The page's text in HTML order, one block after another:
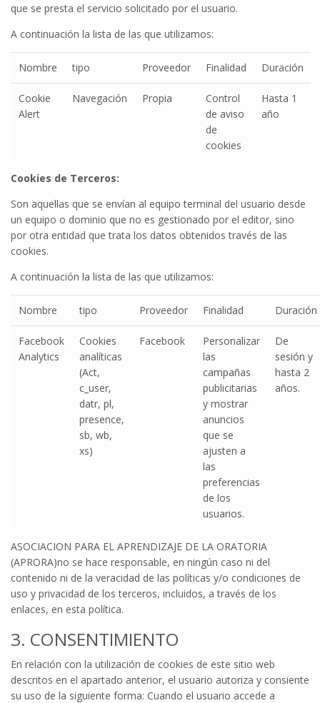
que se presta el servicio solicitado por el usuario.
A continuación la lista de las que utilizamos:
Nombre tipo Proveedor Finalidad Duración
Cookie
Alert
Navegación Propia
Control
de aviso
de
cookies
Hasta 1
año
Cookies de Terceros:
Son aquellas que se envían al equipo terminal del usuario desde
un equipo o dominio que no es gestionado por el editor, sino
por otra entidad que trata los datos obtenidos través de las
cookies.
A continuación la lista de las que utilizamos:
Nombre tipo Proveedor Finalidad Duración
Facebook
Analytics
Cookies
analíticas
(Act,
c_user,
datr, pl,
presence,
sb, wb,
xs)
Facebook
Personalizar
las
campañas
publicitarias
y mostrar
anuncios
que se
ajusten a
las
preferencias
de los
usuarios.
De
sesión y
hasta 2
años.
ASOCIACION PARA EL APRENDIZAJE DE LA ORATORIA
(APRORA)no se hace responsable, en ningún caso ni del
contenido ni de la veracidad de las políticas y/o condiciones de
uso y privacidad de los terceros, incluidos, a través de los
enlaces, en esta política.
3. CONSENTIMIENTO
En relación con la utilización de cookies de este sitio web
descritos en el apartado anterior, el usuario autoriza y consiente
su uso de la siguiente forma: Cuando el usuario accede a